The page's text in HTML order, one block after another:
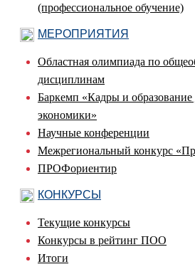
(профессиональное обучение)
МЕРОПРИЯТИЯ
Областная олимпиада по
дисциплинам
Баркемп «Кадры и
экономики»
Научные конференции
Межрегиональный конкурс
ПРОФориентир
КОНКУРСЫ
Текущие конкурсы
Конкурсы в рейтинг ПОО
Итоги